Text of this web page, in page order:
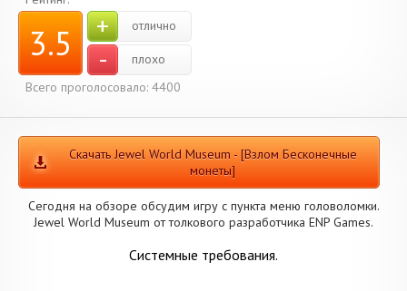
3.5 + отлично
-
плохо
Всего проголосовало: 4400
Скачать Jewel World Museum - [Взлом Бесконечные
монеты]
Сегодня на обзоре обсудим игру с пункта меню головоломки.
Jewel World Museum от толкового разработчика ENP Games.
Системные требования.